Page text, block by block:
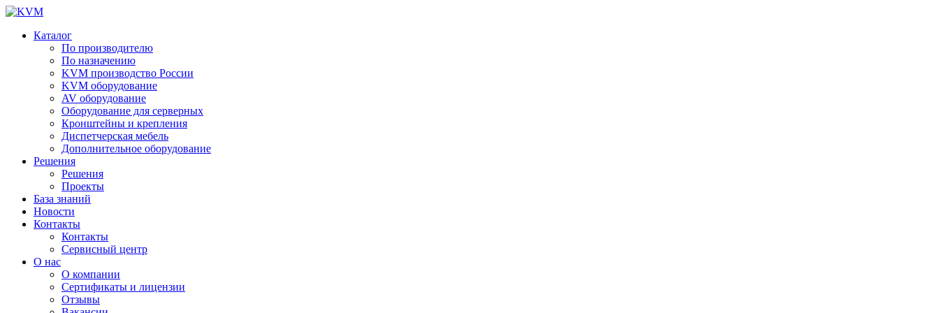
Каталог
По производителю
По назначению
KVM производство России
KVM оборудование
AV оборудование
Оборудование для серверных
Кронштейны и крепления
Диспетчерская мебель
Дополнительное оборудование
Решения
Решения
Проекты
База знаний
Новости
Контакты
Контакты
Сервисный центр
О нас
О компании
Сертификаты и лицензии
Отзывы